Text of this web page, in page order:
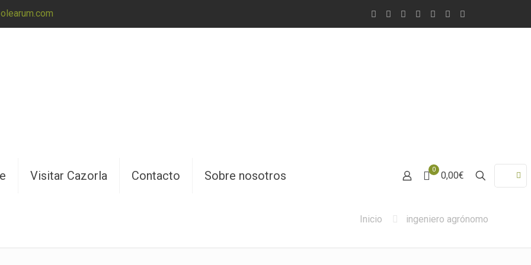
Visitar Cazorla Contacto Sobre nosotros 0
0,00€
Inicio ingeniero agrónomo